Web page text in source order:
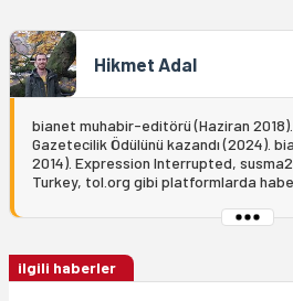
Hikmet Adal
bianet muhabir-editörü (Haziran
Gazetecilik Ödülünü kazandı (2024).
2014). Expression Interrupted,
Turkey, tol.org gibi platformlarda
ilgili haberler